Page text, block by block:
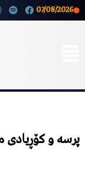
07/08/2026
پرسە و